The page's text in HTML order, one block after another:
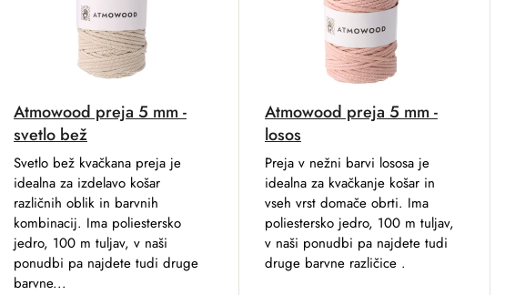
Atmowood preja 5 mm -
svetlo bež
Svetlo bež kvačkana preja je
idealna za izdelavo košar
različnih oblik in barvnih
kombinacij. Ima poliestersko
jedro, 100 m tuljav, v naši
ponudbi pa najdete tudi druge
barvne...
Atmowood preja 5 mm -
losos
Preja v nežni barvi lososa je
idealna za kvačkanje košar in
vseh vrst domače obrti. Ima
poliestersko jedro, 100 m tuljav,
v naši ponudbi pa najdete tudi
druge barvne različice .